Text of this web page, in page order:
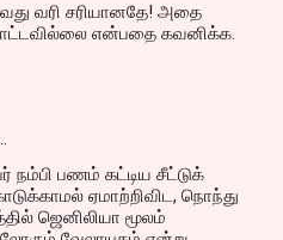
வரி சரியானதே! அதை
என்பதை கவனிக்க.
நம்பி பணம் கட்டிய சீட்டுக்
ஏமாற்றிவிட, நொந்து
ஜெனிலியா மூலம்